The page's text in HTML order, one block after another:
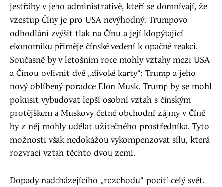
jestřáby v jeho administrativě, kteří se domnívají, že
vzestup Číny je pro USA nevýhodný. Trumpovo
odhodlání zvýšit tlak na Čínu a její klopýtající
ekonomiku přiměje čínské vedení k opačné reakci.
Současně by v letošním roce mohly vztahy mezi USA
a Čínou ovlivnit dvě „divoké karty“: Trump a jeho
nový oblíbený poradce Elon Musk. Trump by se mohl
pokusit vybudovat lepší osobní vztah s čínským
protějškem a Muskovy četné obchodní zájmy v Číně
by z něj mohly udělat užitečného prostředníka. Tyto
možnosti však nedokážou vykompenzovat sílu, která
rozvrací vztah těchto dvou zemí.
Dopady nadcházejícího „rozchodu“ pocítí celý svět.